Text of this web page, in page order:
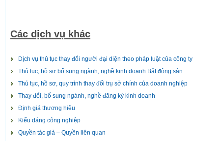
Các dịch vụ khác
Dịch vụ thủ tục thay đổi người đại diện theo pháp luật của công ty
Thủ tục, hồ sơ bổ sung ngành, nghề kinh doanh Bất động sản
Thủ tục, hồ sơ, quy trình thay đổi trụ sở chính của doanh nghiệp
Thay đổi, bổ sung ngành, nghề đăng ký kinh doanh
Định giá thương hiệu
Kiểu dáng công nghiệp
Quyền tác giả – Quyền liên quan